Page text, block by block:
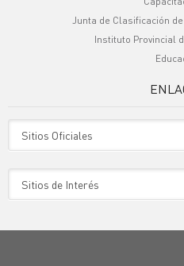
Junta de Clasificación
Instituto Provincial